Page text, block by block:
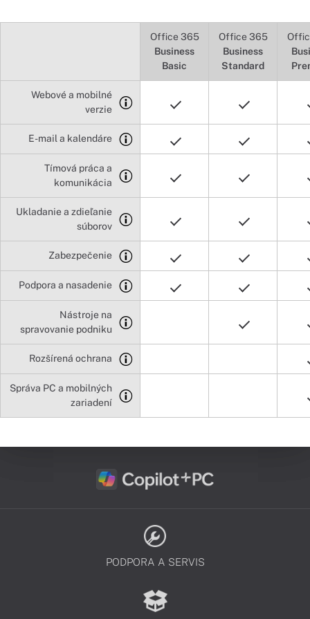
Office 365
Business
Basic
Office 365
Business
Standard
Webové a mobilné
verzie
E-mail a kalendáre
Tímová práca a
komunikácia
Ukladanie a zdieľanie
súborov
Zabezpečenie
Podpora a nasadenie
Nástroje na
spravovanie podniku
Rozšírená ochrana
Správa PC a mobilných
zariadení
PODPORA A SERVIS